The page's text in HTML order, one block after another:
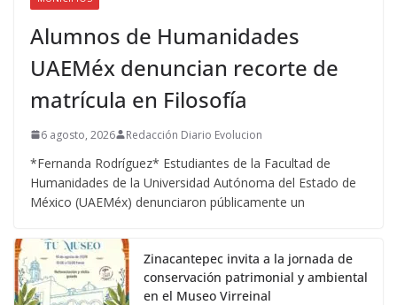
Alumnos de Humanidades
UAEMéx denuncian recorte de
matrícula en Filosofía
6 agosto, 2026 Redacción Diario Evolucion
*Fernanda Rodríguez* Estudiantes de la Facultad de
Humanidades de la Universidad Autónoma del Estado de
México (UAEMéx) denunciaron públicamente un
Zinacantepec invita a la jornada de
conservación patrimonial y ambiental
en el Museo Virreinal